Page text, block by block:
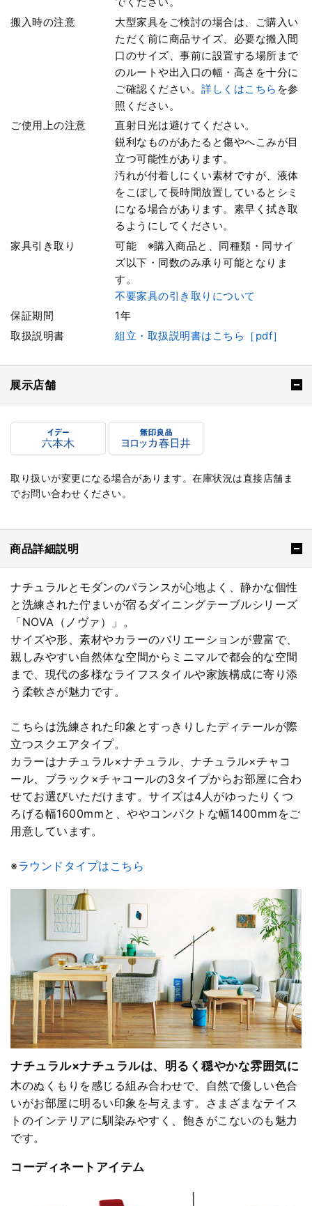
搬入時の注意
大型家具をご検討の場合は、ご購入い
ただく前に商品サイズ、必要な搬入間
口のサイズ、事前に設置する場所まで
のルートや出入口の幅・高さを十分に
ご確認ください。詳しくはこちら を参
照ください。
ご使用上の注意
直射日光は避けてください。
鋭利なものがあたると傷やへこみが目
立つ可能性があります。
汚れが付着しにくい素材ですが、液体
をこぼして長時間放置しているとシミ
になる場合があります。素早く拭き取
るようにしてください。
家具引き取り
可能 ※購入商品と、同種類・同サイ
ズ以下・同数のみ承り可能となりま
す。
不要家具の引き取りについて
保証期間
1年
取扱説明書
組立・取扱説明書はこちら［pdf］
展示店舗
取り扱いが変更になる場合があります。在庫状況は直接店舗ま
でお問い合わせください。
商品詳細説明
ナチュラルとモダンのバランスが心地よく、静かな個性
と洗練された佇まいが宿るダイニングテーブルシリーズ
「NOVA（ノヴァ）」。
サイズや形、素材やカラーのバリエーションが豊富で、
親しみやすい自然体な空間からミニマルで都会的な空間
まで、現代の多様なライフスタイルや家族構成に寄り添
う柔軟さが魅力です。
こちらは洗練された印象とすっきりしたディテールが際
立つスクエアタイプ。
カラーはナチュラル×ナチュラル、ナチュラル×チャコ
ール、ブラック×チャコールの3タイプからお部屋に合わ
せてお選びいただけます。サイズは4人がゆったりくつ
ろげる幅1600mmと、ややコンパクトな幅1400mmをご
用意しています。
※ラウンドタイプはこちら
ナチュラル×ナチュラルは、明るく穏やかな雰囲気に
木のぬくもりを感じる組み合わせで、自然で優しい色合
いがお部屋に明るい印象を与えます。さまざまなテイス
トのインテリアに馴染みやすく、飽きがこないのも魅力
です。
コーディネートアイテム